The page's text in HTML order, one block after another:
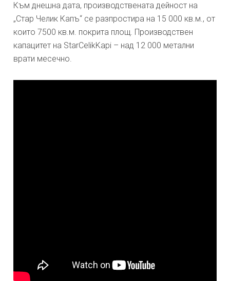
Към днешна дата, производствената дейност на
„Стар Челик Капъ“ се разпростира на 15 000 кв.м., от
които 7500 кв.м. покрита площ. Производствен
капацитет на StarCelikKapi – над 12 000 метални
врати месечно.